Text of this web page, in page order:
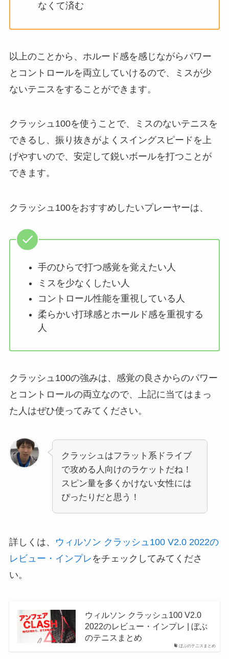
なくて済む
以上のことから、ホルード感を感じながらパワー
とコントロールを両立していけるので、ミスが少
ないテニスをすることができます。
クラッシュ100を使うことで、ミスのないテニスを
できるし、振り抜きがよくスイングスピードを上
げやすいので、安定して鋭いボールを打つことが
できます。
クラッシュ100をおすすめしたいプレーヤーは、
手のひらで打つ感覚を覚えたい人
ミスを少なくしたい人
コントロール性能を重視している人
柔らかい打球感とホールド感を重視する
人
クラッシュ100の強みは、感覚の良さからのパワー
とコントロールの両立なので、上記に当てはまっ
た人はぜひ使ってみてください。
クラッシュはフラット系ドライブ
で攻める人向けのラケットだね！
スピン量を多くかけない女性には
ぴったりだと思う！
詳しくは、
ウィルソン クラッシュ100 V2.0 2022の
レビュー・インプレ をチェックしてみてくださ
い。
ぼぶのテニスまとめ
ウィルソン クラッシュ100 V2.0
2022のレビュー・インプレ | ぼぶ
のテニスまとめ